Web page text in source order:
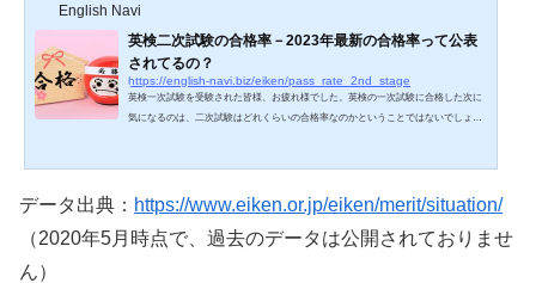
English Navi
英検二次試験の合格率－2023年最新の合格率って公表
されてるの？
https://english-navi.biz/eiken/pass_rate_2nd_stage
英検一次試験を受験された皆様、お疲れ様でした。英検の一次試験に合格した次に
気になるのは、二次試験はどれくらいの合格率なのかということではないでしょう
06（満点600）3級: 353（満点550）出典：一次試験・二次試験の合否はどのように判
データ出典： https://www.eiken.or.jp/eiken/merit/situation/
（2020年5月時点で、過去のデータは公開されておりませ
ん）